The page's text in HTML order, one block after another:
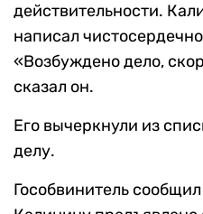
действительности.
написал
«Возбуждено дело,
сказал он.
Его вычеркнули из
делу.
Гособвинитель